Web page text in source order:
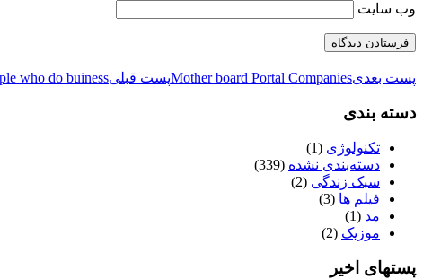
وب‌ سایت
پست بعدیMother board Portal Companiesپست قبلیwho do buiness
دسته بندی
تکنولوژی (1)
دسته‌بندی نشده (339)
سبک زندگی (2)
فیلم ها (3)
مد (1)
موزیک (2)
پستهای اخیر